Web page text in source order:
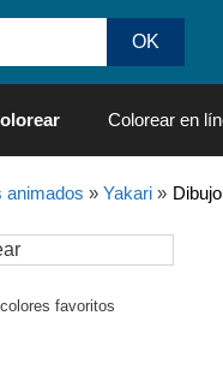
Colorear en
animados » Yakari»
favoritos